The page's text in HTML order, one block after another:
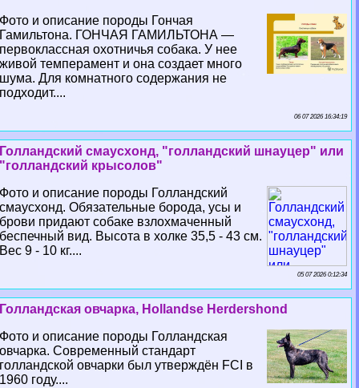
Фото и описание породы Гончая
Гамильтона. ГОНЧАЯ ГАМИЛЬТОНА —
первоклассная охотничья собака. У нее
живой темперамент и она создает много
шума. Для комнатного содержания не
подходит....
06 07 2026 16:34:19
Голландский смаусхонд, "голландский шнауцер" или
"голландский крысолов"
Фото и описание породы Голландский
смаусхонд. Обязательные борода, усы и
брови придают собаке взлохмаченный
беспечный вид. Высота в холке 35,5 - 43 см.
Вес 9 - 10 кг....
05 07 2026 0:12:34
Голландская овчарка, Hollandse Herdershond
Фото и описание породы Голландская
овчарка. Современный стандарт
голландской овчарки был утверждён FCI в
1960 году....